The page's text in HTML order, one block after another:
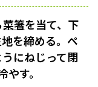
菜箸を当て、下
を締める。ペ
にねじって閉
す。